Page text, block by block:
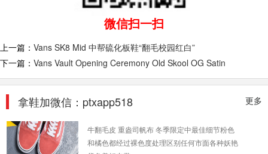
微信扫一扫
上一篇： Vans SK8 Mid 中帮硫化板鞋“翻毛校园红白”
下一篇： Vans Vault Opening Ceremony Old Skool OG Satin
更多
拿鞋加微信：ptxapp518
Vans 万斯 情侣款时尚休闲板鞋...
橘白 -D924E70200编号:D924E70200。尺
寸:35-44
2019-10-26
vans old skool FADED ROSE枯叶玫瑰
和橘色都经过裸色度处理区别任何市面各种妖艳
货色美好中带...